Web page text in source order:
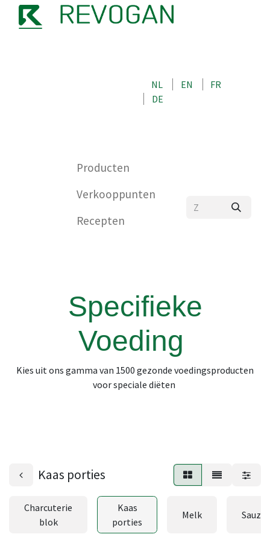
NL EN
FR
DE
Producten
Verkooppunten
Recepten
Specifieke
Voeding
Kies uit ons gamma van 1500 gezonde voedingsproducten
voor speciale diëten
Kaas porties
Charcuterie
blok
Kaas
porties
Melk